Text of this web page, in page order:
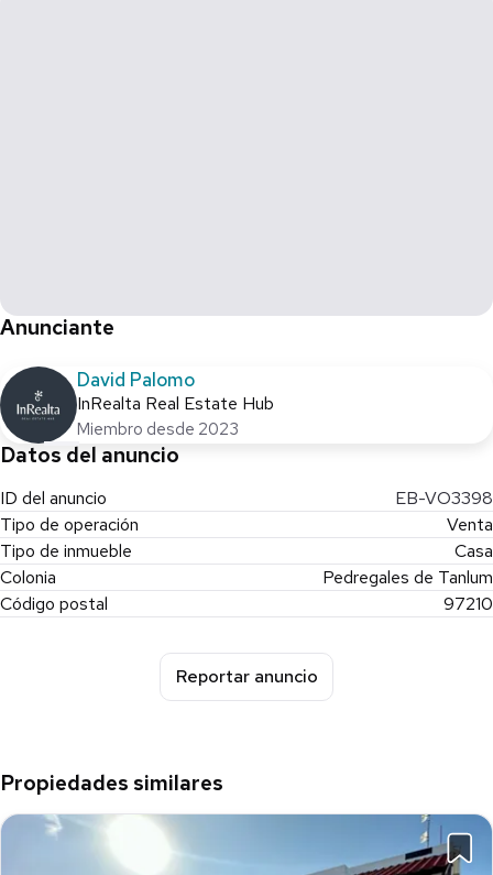
Anunciante
David Palomo
InRealta Real Estate Hub
Miembro desde 2023
Datos del anuncio
ID del anuncio
EB-VO3398
Tipo de operación
Venta
Tipo de inmueble
Casa
Colonia
Pedregales de Tanlum
Código postal
97210
Reportar anuncio
Propiedades similares